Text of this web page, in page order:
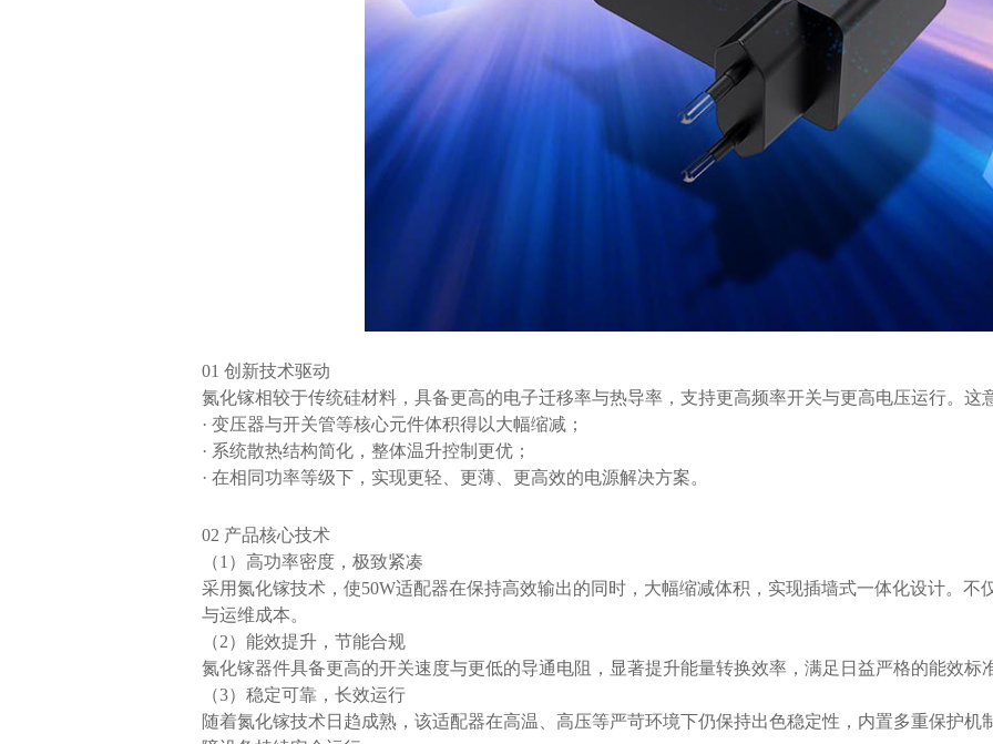
01 创新技术驱动
氮化镓相较于传统硅材料，具备更高的电子迁移率与热导率，支持更高频率开关与更高电压运行。这
· 变压器与开关管等核心元件体积得以大幅缩减；
· 系统散热结构简化，整体温升控制更优；
· 在相同功率等级下，实现更轻、更薄、更高效的电源解决方案。
02 产品核心技术
（1）高功率密度，极致紧凑
与运维成本。
（2）能效提升，节能合规
氮化镓器件具备更高的开关速度与更低的导通电阻，显著提升能量转换效率，满足日益严格的能效标
（3）稳定可靠，长效运行